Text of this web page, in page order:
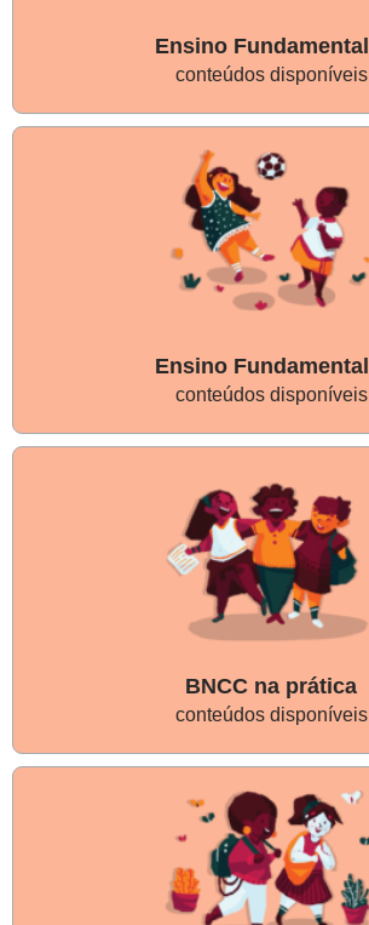
Ensino
conteúdos disponíveis
Ensino
conteúdos disponíveis
BNCC na prática
conteúdos disponíveis